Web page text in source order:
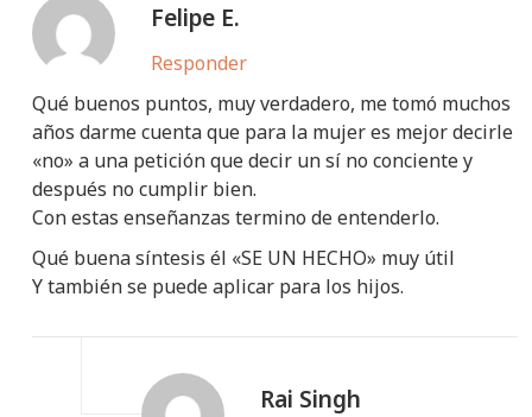
Felipe E.
Responder
Qué buenos puntos, muy verdadero, me tomó muchos
años darme cuenta que para la mujer es mejor decirle
«no» a una petición que decir un sí no conciente y
después no cumplir bien.
Con estas enseñanzas termino de entenderlo.
Qué buena síntesis él «SE UN HECHO» muy útil
Y también se puede aplicar para los hijos.
Rai Singh